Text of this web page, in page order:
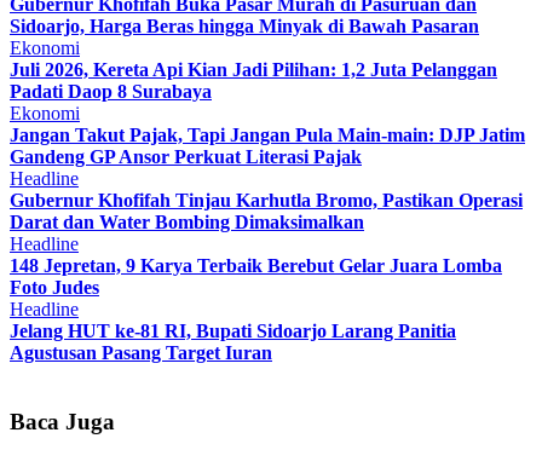
Sidoarjo, Harga Beras hingga Minyak di Bawah Pasaran
Ekonomi
Juli 2026, Kereta Api Kian Jadi Pilihan: 1,2 Juta Pelanggan
Padati Daop 8 Surabaya
Ekonomi
Jangan Takut Pajak, Tapi Jangan Pula Main-main: DJP Jatim
Gandeng GP Ansor Perkuat Literasi Pajak
Headline
Gubernur Khofifah Tinjau Karhutla Bromo, Pastikan Operasi
Darat dan Water Bombing Dimaksimalkan
Headline
148 Jepretan, 9 Karya Terbaik Berebut Gelar Juara Lomba
Foto Judes
Headline
Jelang HUT ke-81 RI, Bupati Sidoarjo Larang Panitia
Agustusan Pasang Target Iuran
Baca Juga